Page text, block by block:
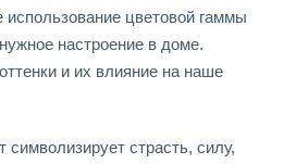
использование цветовой гаммы
настроение в доме.
и их влияние на наше
символизирует страсть, силу,